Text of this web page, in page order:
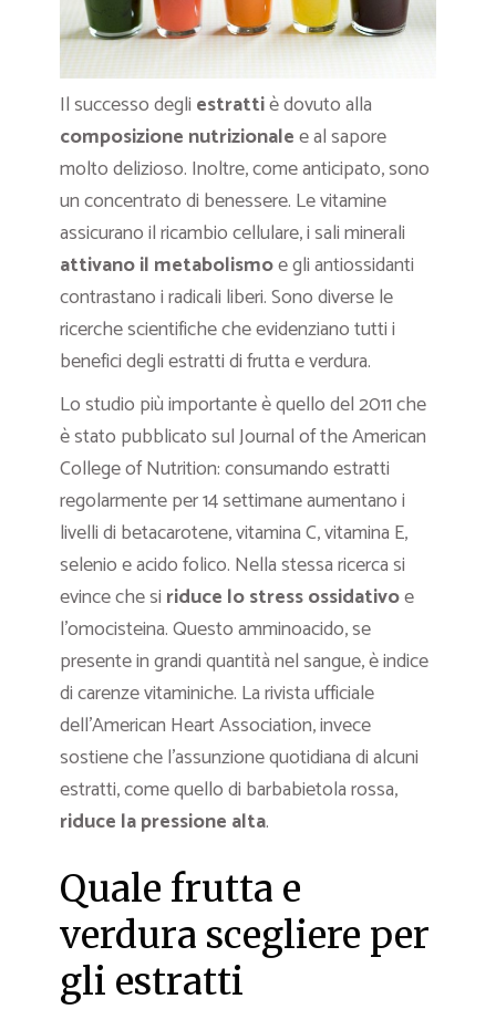
Il successo degli estrattiè dovuto alla
composizione nutrizionalee al sapore
molto delizioso. Inoltre, come anticipato, sono
un concentrato di benessere. Le vitamine
assicurano il ricambio cellulare, i sali minerali
attivano il metabolismoe gli antiossidanti
contrastano i radicali liberi. Sono diverse le
ricerche scientifiche che evidenziano tutti i
benefici degli estratti di frutta e verdura.
Lo studio più importante è quello del 2011 che
è stato pubblicato sul Journal of the American
College of Nutrition: consumando estratti
regolarmente per 14 settimane aumentano i
livelli di betacarotene, vitamina C, vitamina E,
selenio e acido folico. Nella stessa ricerca si
evince che si riduce lo stress ossidativoe
l’omocisteina. Questo amminoacido, se
presente in grandi quantità nel sangue, è indice
di carenze vitaminiche. La rivista ufficiale
dell’American Heart Association, invece
sostiene che l’assunzione quotidiana di alcuni
estratti, come quello di barbabietola rossa,
riduce la pressione alta.
Quale frutta e
verdura scegliere per
gli estratti